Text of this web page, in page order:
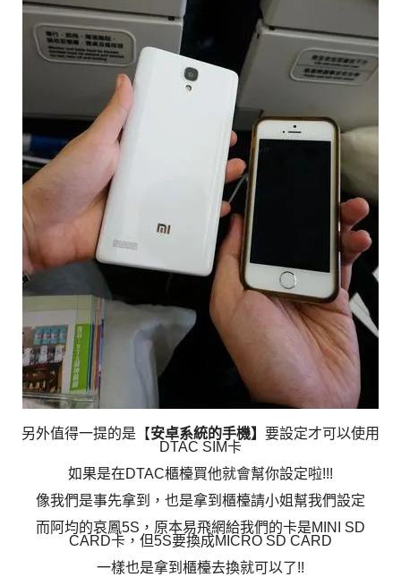
另外值得一提的是【安卓系統的手機】 要設定才可以使用
DTAC SIM卡
如果是在DTAC櫃檯買他就會幫你設定啦!!!
像我們是事先拿到，也是拿到櫃檯請小姐幫我們設定
而阿均的哀鳳5S，原本易飛網給我們的卡是MINI SD
CARD卡，但5S要換成MICRO SD CARD
一樣也是拿到櫃檯去換就可以了!!